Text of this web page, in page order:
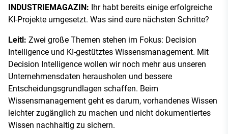
INDUSTRIEMAGAZIN: Ihr habt bereits einige erfolgreiche
KI-Projekte umgesetzt. Was sind eure nächsten Schritte?
Leitl: Zwei große Themen stehen im Fokus: Decision
Intelligence und KI-gestütztes Wissensmanagement. Mit
Decision Intelligence wollen wir noch mehr aus unseren
Unternehmensdaten herausholen und bessere
Entscheidungsgrundlagen schaffen. Beim
Wissensmanagement geht es darum, vorhandenes Wissen
leichter zugänglich zu machen und nicht dokumentiertes
Wissen nachhaltig zu sichern.